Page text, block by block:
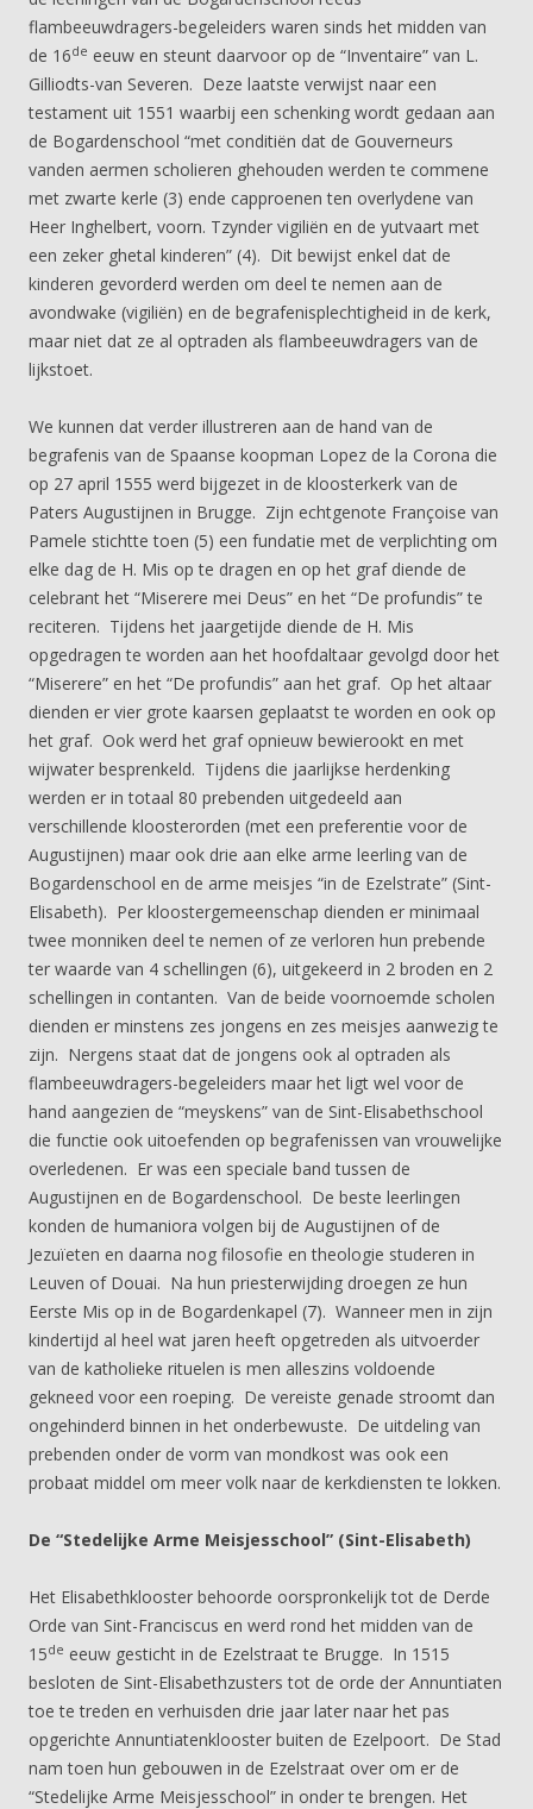
flambeeuwdragers-begeleiders waren sinds het midden van
de 16de eeuw en steunt daarvoor op de “Inventaire” van L.
Gilliodts-van Severen. Deze laatste verwijst naar een
testament uit 1551 waarbij een schenking wordt gedaan aan
de Bogardenschool “met conditiën dat de Gouverneurs
vanden aermen scholieren ghehouden werden te commene
met zwarte kerle (3) ende capproenen ten overlydene van
Heer Inghelbert, voorn. Tzynder vigiliën en de yutvaart met
een zeker ghetal kinderen” (4). Dit bewijst enkel dat de
kinderen gevorderd werden om deel te nemen aan de
avondwake (vigiliën) en de begrafenisplechtigheid in de kerk,
maar niet dat ze al optraden als flambeeuwdragers van de
lijkstoet.
We kunnen dat verder illustreren aan de hand van de
begrafenis van de Spaanse koopman Lopez de la Corona die
op 27 april 1555 werd bijgezet in de kloosterkerk van de
Paters Augustijnen in Brugge. Zijn echtgenote Françoise van
Pamele stichtte toen (5) een fundatie met de verplichting om
elke dag de H. Mis op te dragen en op het graf diende de
celebrant het “Miserere mei Deus” en het “De profundis” te
reciteren. Tijdens het jaargetijde diende de H. Mis
opgedragen te worden aan het hoofdaltaar gevolgd door het
“Miserere” en het “De profundis” aan het graf. Op het altaar
dienden er vier grote kaarsen geplaatst te worden en ook op
het graf. Ook werd het graf opnieuw bewierookt en met
wijwater besprenkeld. Tijdens die jaarlijkse herdenking
werden er in totaal 80 prebenden uitgedeeld aan
verschillende kloosterorden (met een preferentie voor de
Augustijnen) maar ook drie aan elke arme leerling van de
Bogardenschool en de arme meisjes “in de Ezelstrate” (Sint-
Elisabeth). Per kloostergemeenschap dienden er minimaal
twee monniken deel te nemen of ze verloren hun prebende
ter waarde van 4 schellingen (6), uitgekeerd in 2 broden en 2
schellingen in contanten. Van de beide voornoemde scholen
dienden er minstens zes jongens en zes meisjes aanwezig te
zijn. Nergens staat dat de jongens ook al optraden als
flambeeuwdragers-begeleiders maar het ligt wel voor de
hand aangezien de “meyskens” van de Sint-Elisabethschool
die functie ook uitoefenden op begrafenissen van vrouwelijke
overledenen. Er was een speciale band tussen de
Augustijnen en de Bogardenschool. De beste leerlingen
konden de humaniora volgen bij de Augustijnen of de
Jezuïeten en daarna nog filosofie en theologie studeren in
Leuven of Douai. Na hun priesterwijding droegen ze hun
Eerste Mis op in de Bogardenkapel (7). Wanneer men in zijn
kindertijd al heel wat jaren heeft opgetreden als uitvoerder
van de katholieke rituelen is men alleszins voldoende
gekneed voor een roeping. De vereiste genade stroomt dan
ongehinderd binnen in het onderbewuste. De uitdeling van
prebenden onder de vorm van mondkost was ook een
probaat middel om meer volk naar de kerkdiensten te lokken.
De “Stedelijke Arme Meisjesschool” (Sint-Elisabeth)
Het Elisabethklooster behoorde oorspronkelijk tot de Derde
Orde van Sint-Franciscus en werd rond het midden van de
15de eeuw gesticht in de Ezelstraat te Brugge. In 1515
besloten de Sint-Elisabethzusters tot de orde der Annuntiaten
toe te treden en verhuisden drie jaar later naar het pas
opgerichte Annuntiatenklooster buiten de Ezelpoort. De Stad
nam toen hun gebouwen in de Ezelstraat over om er de
“Stedelijke Arme Meisjesschool” in onder te brengen. Het